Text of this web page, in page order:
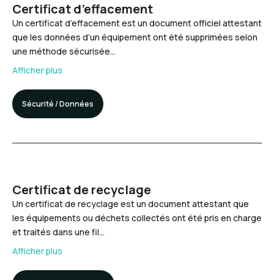
Certificat d’effacement
Un certificat d’effacement est un document officiel attestant
que les données d’un équipement ont été supprimées selon
une méthode sécurisée…
Afficher plus
Sécurité / Données
Certificat de recyclage
Un certificat de recyclage est un document attestant que
les équipements ou déchets collectés ont été pris en charge
et traités dans une fil…
Afficher plus